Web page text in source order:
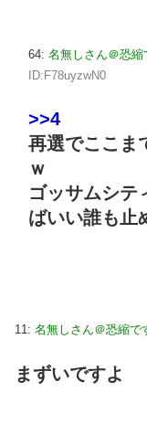
64: 名無しさん＠恐縮
ID:F78uyzwN0
>>4
再選でここま
ｗ
ゴッサムシテ
ばいい誰も止
11: 名無しさん＠恐縮で
まずいですよ